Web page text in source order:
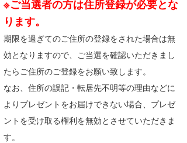
※ご当選者の方は住所登録が必要とな
ります。
期限を過ぎてのご住所の登録をされた場合は無
効となりますので、ご当選を確認いただきまし
たらご住所のご登録をお願い致します。
なお、住所の誤記・転居先不明等の理由などに
よりプレゼントをお届けできない場合、プレゼ
ントを受け取る権利を無効とさせていただきま
す。
OYZ
S.K
Soulman
VAGY
waka☆=
YUKI☆